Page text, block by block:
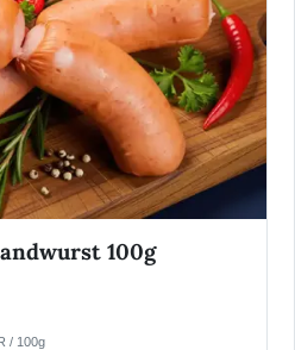
100g
/ 100g